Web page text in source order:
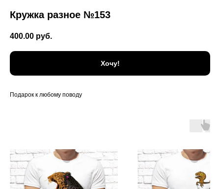
Кружка разное №153
400.00 руб.
Хочу!
Подарок к любому поводу